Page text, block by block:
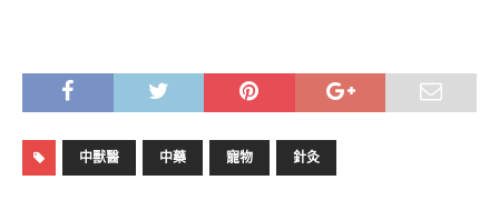
中獸醫 中藥 寵物 針灸